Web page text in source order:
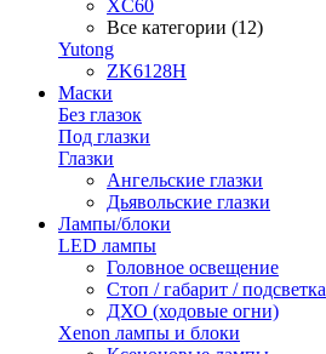
XC60
Все категории (12)
Yutong
ZK6128H
Маски
Без глазок
Под глазки
Глазки
Ангельские глазки
Дьявольские глазки
Лампы/блоки
LED лампы
Головное освещение
Стоп / габарит / подсветка
ДХО (ходовые огни)
Xenon лампы и блоки